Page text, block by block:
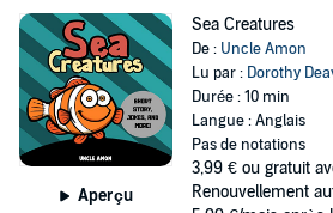
Aperçu
Sea Creatures
De : Uncle Amon
Lu par : Dorothy
Durée : 10 min
Langue : Anglais
Pas de notations
3,99 € ou gratuit
Renouvellement